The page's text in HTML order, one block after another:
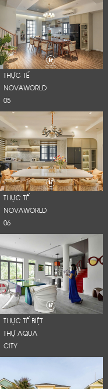
THỰC TẾ
NOVAWORLD
05
THỰC TẾ
NOVAWORLD
06
THỰC TẾ BIỆT
THỰ AQUA
CITY